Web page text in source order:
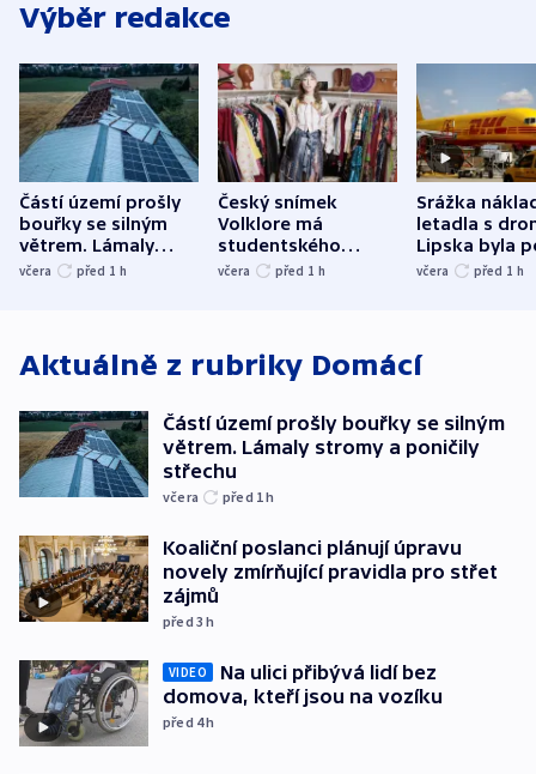
Výběr redakce
Částí území prošly
bouřky se silným
větrem. Lámaly
stromy a poničily
včera před 1 h
Český snímek
Volklore má
studentského
Oscara, zabojuje o
včera před 1 h
Srážka
letadla s
Lipska byla
německého
včera před 1 h
Aktuálně z rubriky Domácí
Částí území prošly bouřky se silným
větrem. Lámaly stromy a poničily
střechu
včera před 1h
Koaliční poslanci plánují úpravu
novely zmírňující pravidla pro střet
zájmů
před 3h
VIDEO
Na ulici přibývá lidí bez
domova, kteří jsou na vozíku
před 4h